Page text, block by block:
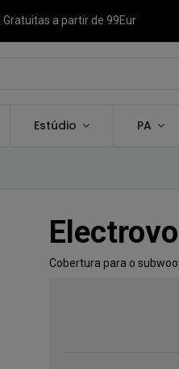
Gratuitas a partir de 99Eur
Estúdio PA
Cobertura para o